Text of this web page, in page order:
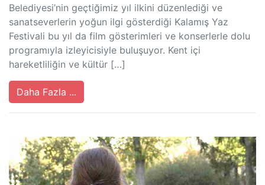
Belediyesi’nin geçtiğimiz yıl ilkini düzenlediği ve
sanatseverlerin yoğun ilgi gösterdiği Kalamış Yaz
Festivali bu yıl da film gösterimleri ve konserlerle dolu
programıyla izleyicisiyle buluşuyor. Kent içi
hareketliliğin ve kültür […]
Daha Fazla ...